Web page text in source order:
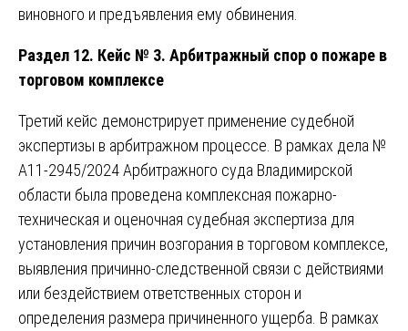
виновного и предъявления ему обвинения.
Раздел 12. Кейс № 3. Арбитражный спор о пожаре в
торговом комплексе
Третий кейс демонстрирует применение судебной
экспертизы в арбитражном процессе. В рамках дела №
А11-2945/2024 Арбитражного суда Владимирской
области была проведена комплексная пожарно-
техническая и оценочная судебная экспертиза для
установления причин возгорания в торговом комплексе,
выявления причинно-следственной связи с действиями
или бездействием ответственных сторон и
определения размера причиненного ущерба. В рамках